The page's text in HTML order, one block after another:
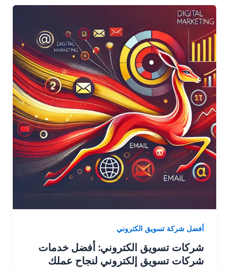
أفضل شركة تسويق الكتروني
شركات تسويق الكتروني: أفضل خدمات
شركات تسويق إلكتروني لنجاح عملك